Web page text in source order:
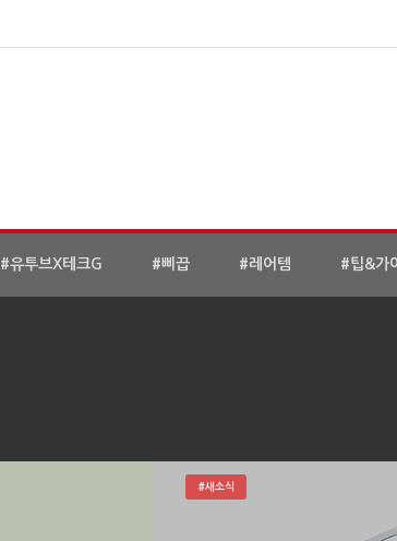
#유투브X테크G #삐끕 #레어템 #팁&가
#새소식